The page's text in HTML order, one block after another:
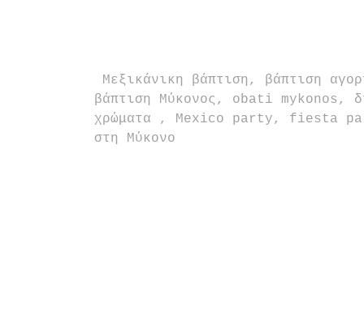
βάπτιση Μύκονος, obati mykonos,
χρώματα , Mexico party, fiesta
στη Μύκονο